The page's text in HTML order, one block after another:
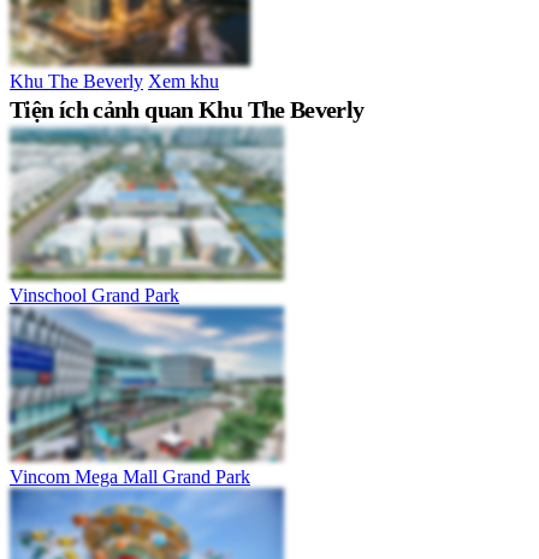
Khu The Beverly Xem khu
Tiện ích cảnh quan Khu The Beverly
Vinschool Grand Park
Vincom Mega Mall Grand Park